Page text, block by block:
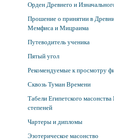
Орден Древнего и
Прошение о принятии в
Мемфиса и Мицраима
Путеводитель ученика
Пятый угол
Рекомендуемые к просмотру
Сквозь Туман Времени
Табели Египетского
степеней
Чартеры и дипломы
Эзотерическое масонство